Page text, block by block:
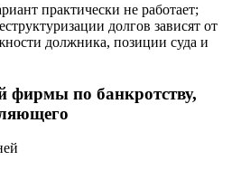
практически не работает;
долгов зависят от
должника, позиции суда и
фирмы по банкротству,